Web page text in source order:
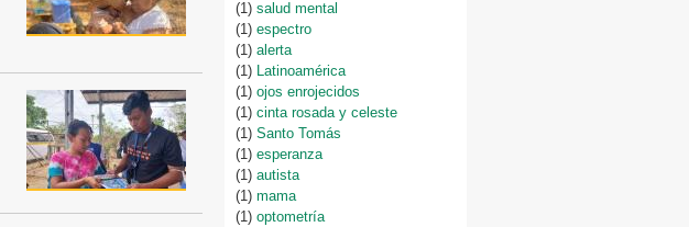
(1) salud mental
(1) espectro
(1) alerta
(1) Latinoamérica
(1) ojos enrojecidos
(1) cinta rosada y celeste
(1) Santo Tomás
(1) esperanza
(1) autista
(1) mama
(1) optometría